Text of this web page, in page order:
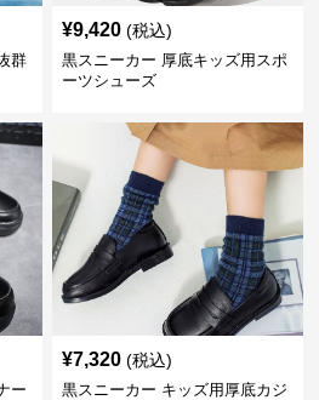
群
¥9,420 (税込)
黒スニーカー 厚底キッズ用スポ
ーツシューズ
ー
¥7,320 (税込)
黒スニーカー キッズ用厚底カジ